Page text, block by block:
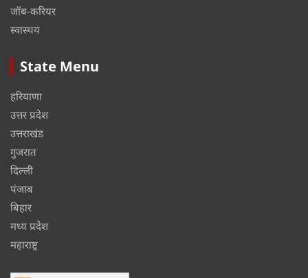
जॉब-करियर
स्वास्थय
State Menu
हरियाणा
उत्तर प्रदेश
उत्तराखंड
गुजरात
दिल्ली
पंजाब
बिहार
मध्य प्रदेश
महाराष्ट्र